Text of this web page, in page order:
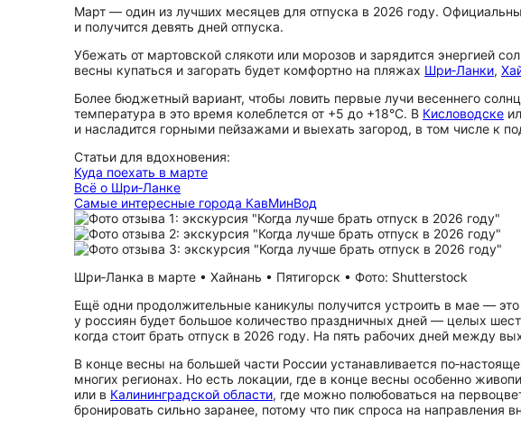
Март — один из лучших месяцев для отпуска в 2026 году.
и получится девять дней отпуска.
Убежать от мартовской слякоти или морозов и зарядится энергией
весны купаться и загорать будет комфортно на пляжах Шри‑Ланки,
Более бюджетный вариант, чтобы ловить первые лучи весеннего
температура в это время колеблется от +5 до +18°С. В Кисловодске
и насладится горными пейзажами и выехать загород, в том числе к
Статьи для вдохновения:
Куда поехать в марте
Всё о Шри‑Ланке
Самые интересные города КавМинВод
Шри‑Ланка в марте • Хайнань • Пятигорск • Фото: Shutterstock
Ещё одни продолжительные каникулы получится устроить в мае —
у россиян будет большое количество праздничных дней — целых
когда стоит брать отпуск в 2026 году. На пять рабочих дней между
В конце весны на большей части России устанавливается
многих регионах. Но есть локации, где в конце весны особенно
или в Калининградской области, где можно полюбоваться на
бронировать сильно заранее, потому что пик спроса на направления